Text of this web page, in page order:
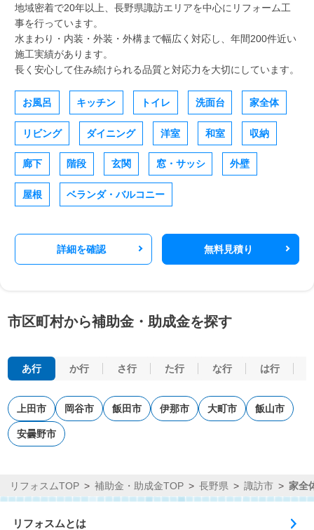
地域密着で20年以上、長野県諏訪エリアを中心にリフォーム工
事を行っています。
水まわり・内装・外装・外構まで幅広く対応し、年間200件近い
施工実績があります。
長く安心して住み続けられる品質と対応力を大切にしています。
お風呂 キッチン トイレ 洗面台 家全体
リビング ダイニング 洋室 和室 収納
廊下 階段 玄関 窓・サッシ 外壁
屋根 ベランダ・バルコニー
詳細を確認 無料見積り
市区町村から補助金・助成金を探す
あ行 か行 さ行 た行 な行 は行
上田市 岡谷市 飯田市 伊那市 大町市 飯山市
安曇野市
リフォスムTOP 補助金・助成金TOP 長野県 諏訪市 家全
リフォスムとは